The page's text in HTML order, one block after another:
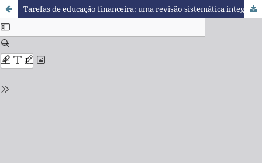
Tarefas de educação financeira: uma revisão sistemática integrativa de artigos científicos brasileiros (2010-2020)